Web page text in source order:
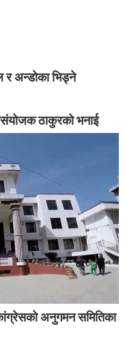
र अन्डोका भिड्ने
संयोजक ठाकुरको भनाई
अनुगमन समितिका